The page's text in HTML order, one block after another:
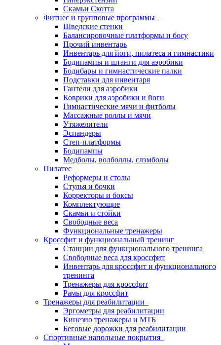
Скамьи Скотта
Фитнес и групповые программы
Шведские стенки
Балансировочные платформы и босу
Прочий инвентарь
Инвентарь для йоги, пилатеса и гимнастики
Бодипампы и штанги для аэробики
Бодибары и гимнастические палки
Подставки для инвентаря
Гантели для аэробики
Коврики для аэробики и йоги
Гимнастические мячи и фитболы
Массажные роллы и мячи
Утяжелители
Эспандеры
Степ-платформы
Бодипампы
Медболы, волболлы, слэмболы
Пилатес
Реформеры и столы
Стулья и бочки
Корректоры и боксы
Комплектующие
Скамьи и стойки
Свободные веса
Функциональные тренажеры
Кроссфит и функциональный тренинг
Станции для функционального тренинга
Свободные веса для кроссфит
Инвентарь для кроссфит и функционального
тренинга
Тренажеры для кроссфит
Рамы для кроссфит
Тренажеры для реабилитации
Эргометры для реабилитации
Кинезио тренажеры и МТБ
Беговые дорожки для реабилитации
Спортивные напольные покрытия